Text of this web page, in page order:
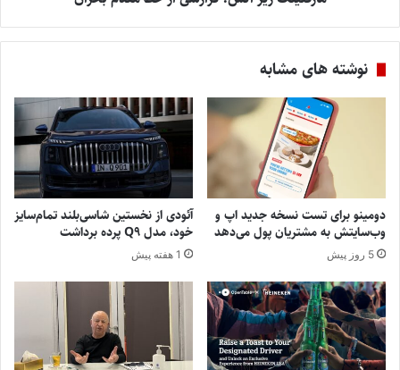
نوشته های مشابه
دومینو برای تست نسخه جدید اپ و
وب‌سایتش به مشتریان پول می‌دهد
5 روز پیش
آئودی از نخستین شاسی‌بلند تمام‌سایز
خود، مدل Q9 پرده برداشت
1 هفته پیش